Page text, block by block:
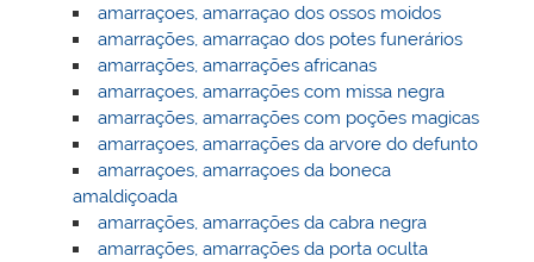
amarraçoes, amarraçao dos ossos moidos
amarrações, amarraçao dos potes funerários
amarrações, amarrações africanas
amarraçoes, amarrações com missa negra
amarrações, amarrações com poções magicas
amarraçoes, amarrações da arvore do defunto
amarraçoes, amarraçoes da boneca
amaldiçoada
amarrações, amarrações da cabra negra
amarrações, amarrações da porta oculta